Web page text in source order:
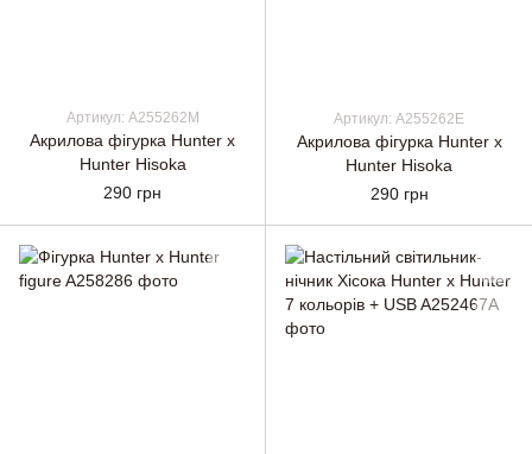
Артикул: A255262M
Акрилова фігурка Hunter x
Hunter Hisoka
290 грн
Артикул: A255262E
Акрилова фігурка Hunter x
Hunter Hisoka
290 грн